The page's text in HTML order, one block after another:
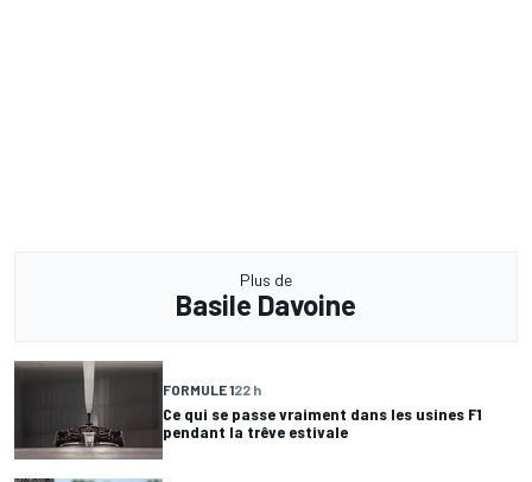
Plus de
Basile Davoine
FORMULE 122 h
Ce qui se passe vraiment dans les usines F1
pendant la trêve estivale